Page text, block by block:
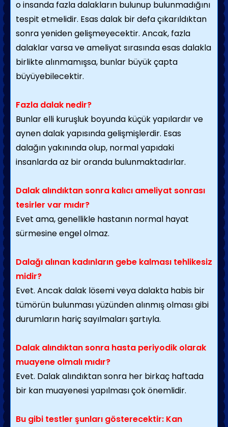
o insanda fazla dalakların bulunup bulunmadığını
tespit etmelidir. Esas dalak bir defa çıkarıldıktan
sonra yeniden gelişmeyecektir. Ancak, fazla
dalaklar varsa ve ameliyat sırasında esas dalakla
birlikte alınmamışsa, bunlar büyük çapta
büyüyebilecektir.
Fazla dalak nedir?
Bunlar elli kuruşluk boyunda küçük yapılardır ve
aynen dalak yapısında gelişmişlerdir. Esas
dalağın yakınında olup, normal yapıdaki
insanlarda az bir oranda bulunmaktadırlar.
Dalak alındıktan sonra kalıcı ameliyat sonrası
tesirler var mıdır?
Evet ama, genellikle hastanın normal hayat
sürmesine engel olmaz.
Dalağı alınan kadınların gebe kalması tehlikesiz
midir?
Evet. Ancak dalak lösemi veya dalakta habis bir
tümörün bulunması yüzünden alınmış olması gibi
durumların hariç sayılmaları şartıyla.
Dalak alındıktan sonra hasta periyodik olarak
muayene olmalı mıdır?
Evet. Dalak alındıktan sonra her birkaç haftada
bir kan muayenesi yapılması çok önemlidir.
Bu gibi testler şunları gösterecektir: Kan